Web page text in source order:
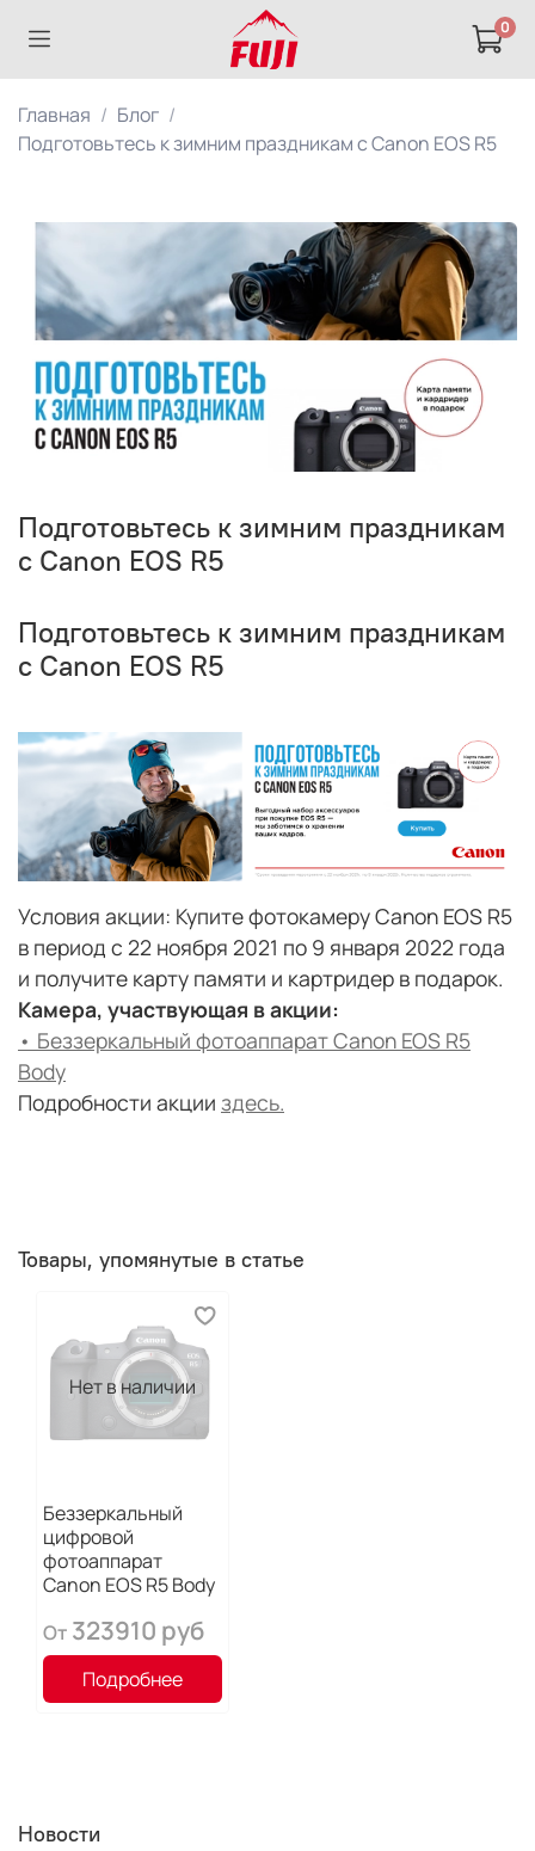
0
Главная
Блог
Подготовьтесь к зимним праздникам с Canon EOS R5
Подготовьтесь к зимним праздникам
с Canon EOS R5
Подготовьтесь к зимним праздникам
с Canon EOS R5
Условия акции: Купите фотокамеру Canon EOS R5
в период с 22 ноября 2021 по 9 января 2022 года
и получите карту памяти и картридер в подарок.
Камера, участвующая в акции:
• Беззеркальный фотоаппарат Canon EOS R5
Body
Подробности акции здесь.
Товары, упомянутые в статье
Нет в наличии
Беззеркальный
цифровой
фотоаппарат
Canon EOS R5 Body
От323910 руб
Подробнее
Новости